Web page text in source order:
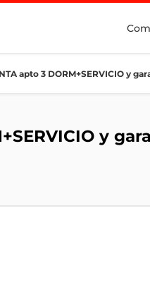
apto 3 DORM+SERVICIO y
y